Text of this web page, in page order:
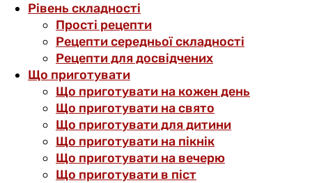
Рівень складності
Прості рецепти
Рецепти середньої складності
Рецепти для досвідчених
Що приготувати
Що приготувати на кожен день
Що приготувати на свято
Що приготувати для дитини
Що приготувати на пікнік
Що приготувати на вечерю
Що приготувати в піст